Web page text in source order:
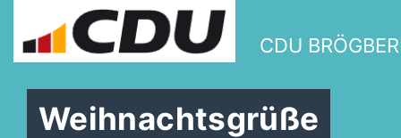
CDU
Weihnachtsgrüße